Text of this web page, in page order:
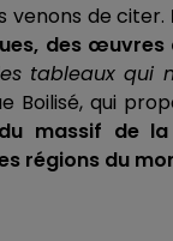
venons de citer.
des
tableaux qui
Boilisé, qui
massif de
régions du